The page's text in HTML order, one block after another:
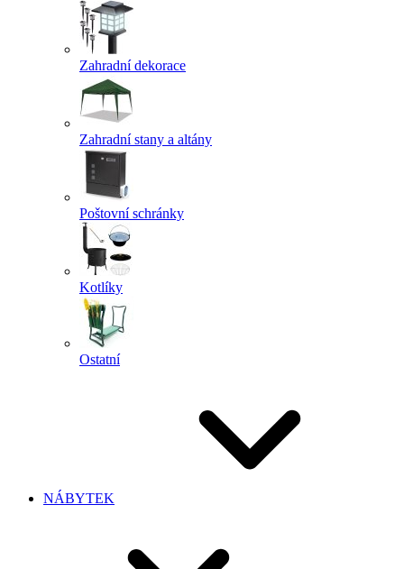
Zahradní dekorace
Zahradní stany a altány
Poštovní schránky
Kotlíky
Ostatní
NÁBYTEK